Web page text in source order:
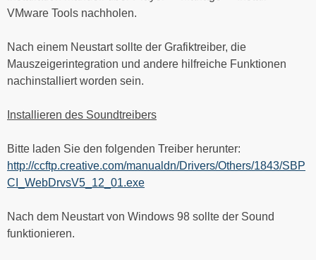
VMware Tools nachholen.
Nach einem Neustart sollte der Grafiktreiber, die
Mauszeigerintegration und andere hilfreiche Funktionen
nachinstalliert worden sein.
Installieren des Soundtreibers
Bitte laden Sie den folgenden Treiber herunter:
http://ccftp.creative.com/manualdn/Drivers/Others/1843/SBP
CI_WebDrvsV5_12_01.exe
Nach dem Neustart von Windows 98 sollte der Sound
funktionieren.